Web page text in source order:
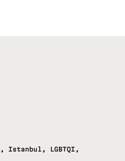
,Istanbul , LGBTQI,